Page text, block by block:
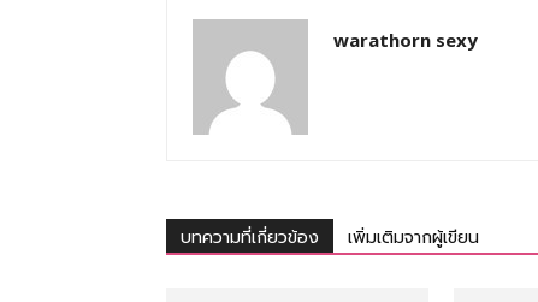
warathorn sexy
บทความที่เกี่ยวข้อง เพิ่มเติมจากผู้เขียน